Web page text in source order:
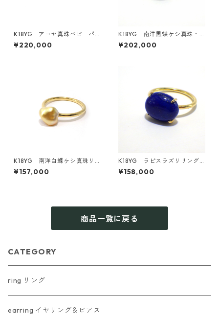
K18YG アコヤ真珠ベビーパ
ール・ダイヤモンドリング《M
oe》（KR71107）
¥220,000
K18YG 南洋黒蝶ケシ真珠・
ダイヤモンドリング（KR608
04）
¥202,000
K18YG 南洋白蝶ケシ真珠リ
ング ゴールド～ホワイト（KR
70112）
¥157,000
K18YG ラピスラズリリング
（KR50910）
¥158,000
商品一覧に戻る
CATEGORY
ring リング
earring イヤリング＆ピアス